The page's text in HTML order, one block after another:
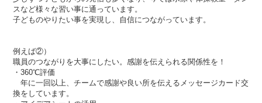
スなど様々な習い事に通っています。
子どものやりたい事を実現し、自信につながっています。
例えば②）
職員のつながりを大事にしたい。感謝を伝えられる関係性を！
・360℃評価
年に一回以上、チームで感謝や良い所を伝えるメッセージカード交
換をしています。